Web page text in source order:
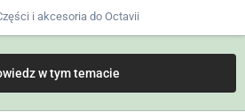
i akcesoria do Octavii
w tym temacie